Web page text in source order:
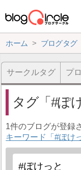
ホーム ブログタグ
サークルタグ プ
タグ #ぽ
1件のブログが登録
キーワード「#ぽけ